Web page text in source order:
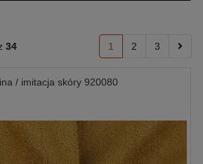
34 1 2 3
/ imitacja skóry 920080